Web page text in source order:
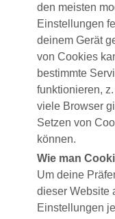
den meisten
Einstellungen
deinem Gerät
von Cookies
bestimmte
funktionieren,
viele Browser
Setzen von
können.
Wie man
Um deine
dieser Website
Einstellungen